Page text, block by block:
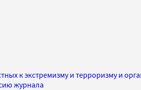
к экстремизму и терроризму и
журнала